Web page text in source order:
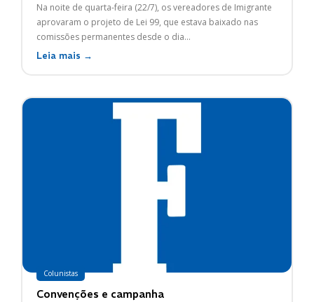
Na noite de quarta-feira (22/7), os vereadores de Imigrante
aprovaram o projeto de Lei 99, que estava baixado nas
comissões permanentes desde o dia...
Leia mais →
Colunistas
Convenções e campanha